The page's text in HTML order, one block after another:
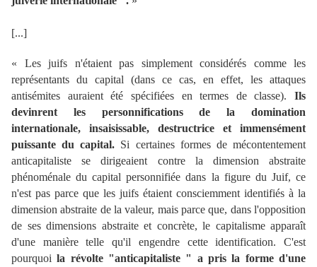
[...]
« Les juifs n'étaient pas simplement considérés comme les
représentants du capital (dans ce cas, en effet, les attaques
antisémites auraient été spécifiées en termes de classe). Ils
devinrent les personnifications de la domination
internationale, insaisissable, destructrice et immensément
puissante du capital. Si certaines formes de mécontentement
anticapitaliste se dirigeaient contre la dimension abstraite
phénoménale du capital personnifiée dans la figure du Juif, ce
n'est pas parce que les juifs étaient consciemment identifiés à la
dimension abstraite de la valeur, mais parce que, dans l'opposition
de ses dimensions abstraite et concrète, le capitalisme apparaît
d'une manière telle qu'il engendre cette identification. C'est
pourquoi la révolte "anticapitaliste " a pris la forme d'une